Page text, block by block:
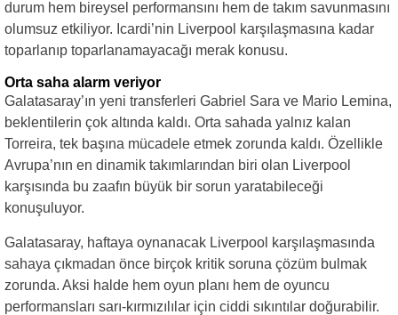
durum hem bireysel performansını hem de takım savunmasını
olumsuz etkiliyor. Icardi’nin Liverpool karşılaşmasına kadar
toparlanıp toparlanamayacağı merak konusu.
Orta saha alarm veriyor
Galatasaray’ın yeni transferleri Gabriel Sara ve Mario Lemina,
beklentilerin çok altında kaldı. Orta sahada yalnız kalan
Torreira, tek başına mücadele etmek zorunda kaldı. Özellikle
Avrupa’nın en dinamik takımlarından biri olan Liverpool
karşısında bu zaafın büyük bir sorun yaratabileceği
konuşuluyor.
Galatasaray, haftaya oynanacak Liverpool karşılaşmasında
sahaya çıkmadan önce birçok kritik soruna çözüm bulmak
zorunda. Aksi halde hem oyun planı hem de oyuncu
performansları sarı-kırmızılılar için ciddi sıkıntılar doğurabilir.